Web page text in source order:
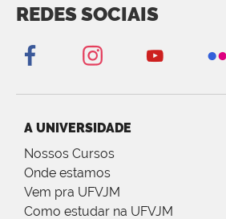
REDES SOCIAIS
A UNIVERSIDADE
Nossos Cursos
Onde estamos
Vem pra UFVJM
Como estudar na UFVJM